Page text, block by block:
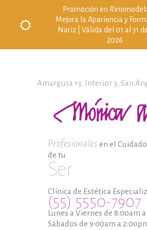
Promoción en
Mejora la Apariencia y
Nariz | Válida del 01 al 31
2026
Amargura 13, Interior 3, San
Profesionales en el Cuidado
de tu
Ser
Clínica de Estética
(55) 5550-7907
Lunes a Viernes de 8:00am
Sábados de 9:00am a